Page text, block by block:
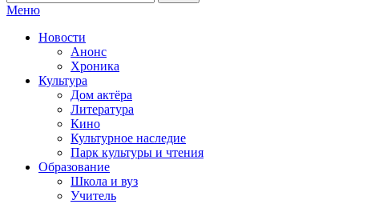
Меню
Новости
Анонс
Хроника
Культура
Дом актёра
Литература
Кино
Культурное наследие
Парк культуры и чтения
Образование
Школа и вуз
Учитель